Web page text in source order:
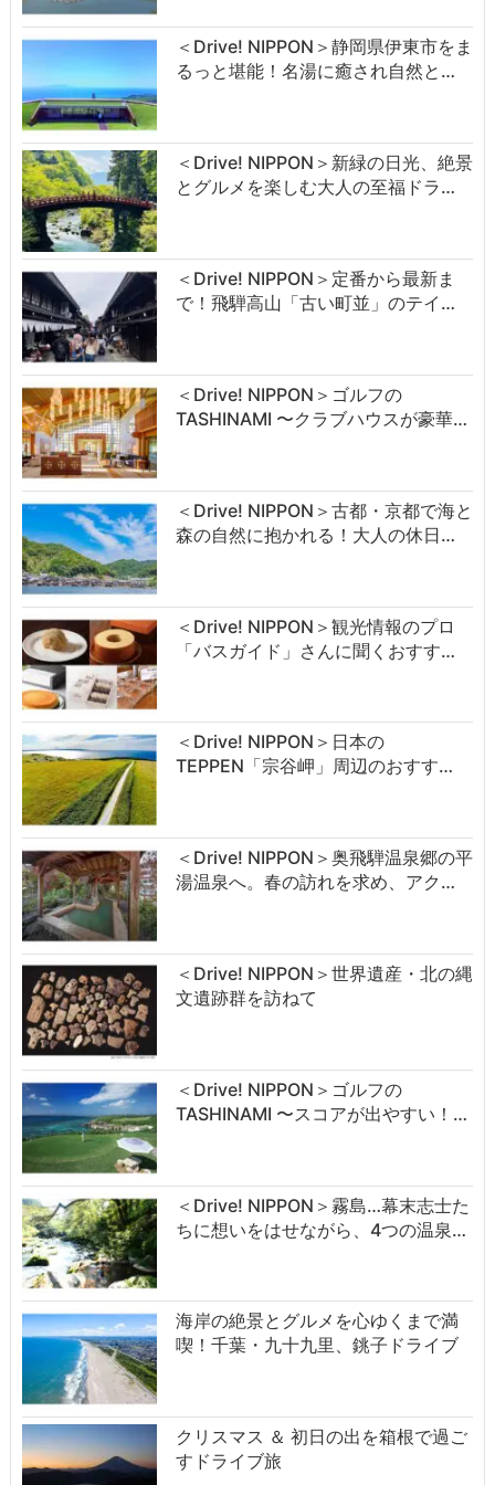
＜Drive! NIPPON＞静岡県伊東市をま
るっと堪能！名湯に癒され自然と…
＜Drive! NIPPON＞新緑の日光、絶景
とグルメを楽しむ大人の至福ドラ…
＜Drive! NIPPON＞定番から最新ま
で！飛騨高山「古い町並」のテイ…
＜Drive! NIPPON＞ゴルフの
TASHINAMI 〜クラブハウスが豪華…
＜Drive! NIPPON＞古都・京都で海と
森の自然に抱かれる！大人の休日…
＜Drive! NIPPON＞観光情報のプロ
「バスガイド」さんに聞くおすす…
＜Drive! NIPPON＞日本の
TEPPEN「宗谷岬」周辺のおすす…
＜Drive! NIPPON＞奥飛騨温泉郷の平
湯温泉へ。春の訪れを求め、アク…
＜Drive! NIPPON＞世界遺産・北の縄
文遺跡群を訪ねて
＜Drive! NIPPON＞ゴルフの
TASHINAMI 〜スコアが出やすい！…
＜Drive! NIPPON＞霧島…幕末志士た
ちに想いをはせながら、4つの温泉…
海岸の絶景とグルメを心ゆくまで満
喫！千葉・九十九里、銚子ドライブ
クリスマス ＆ 初日の出を箱根で過ご
すドライブ旅